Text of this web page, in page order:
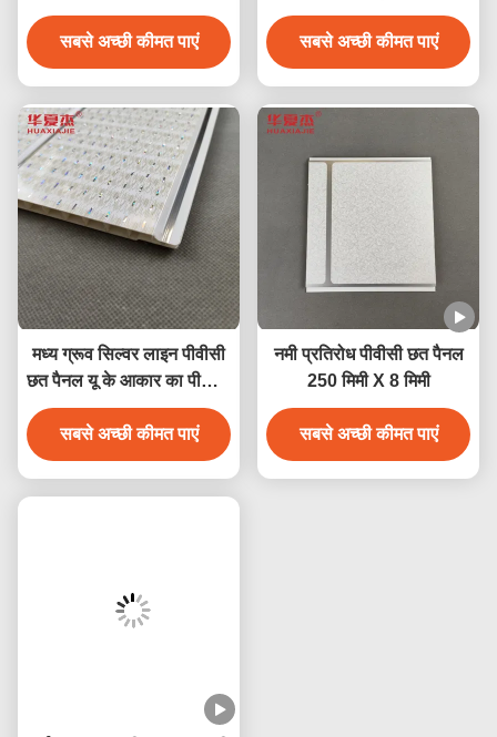
वॉल पैनल आंतरिक दीवार
सजावट के लिए 250*5 आकार
सबसे अच्छी कीमत पाएं
पीवीसी छत पैनल
सबसे अच्छी कीमत पाएं
मध्य ग्रूव सिल्वर लाइन पीवीसी
छत पैनल यू के आकार का पीवीसी
पैनल
सबसे अच्छी कीमत पाएं
नमी प्रतिरोध पीवीसी छत पैनल
250 मिमी X 8 मिमी
सबसे अच्छी कीमत पाएं